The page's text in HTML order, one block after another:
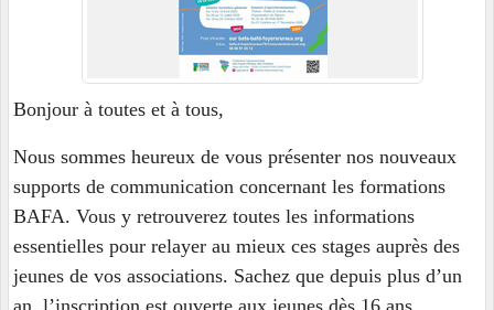
Bonjour à toutes et à tous,
Nous sommes heureux de vous présenter nos nouveaux
supports de communication concernant les formations
BAFA. Vous y retrouverez toutes les informations
essentielles pour relayer au mieux ces stages auprès des
jeunes de vos associations. Sachez que depuis plus d’un
an, l’inscription est ouverte aux jeunes dès 16 ans